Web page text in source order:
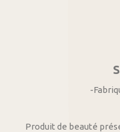
-
Produit de beauté